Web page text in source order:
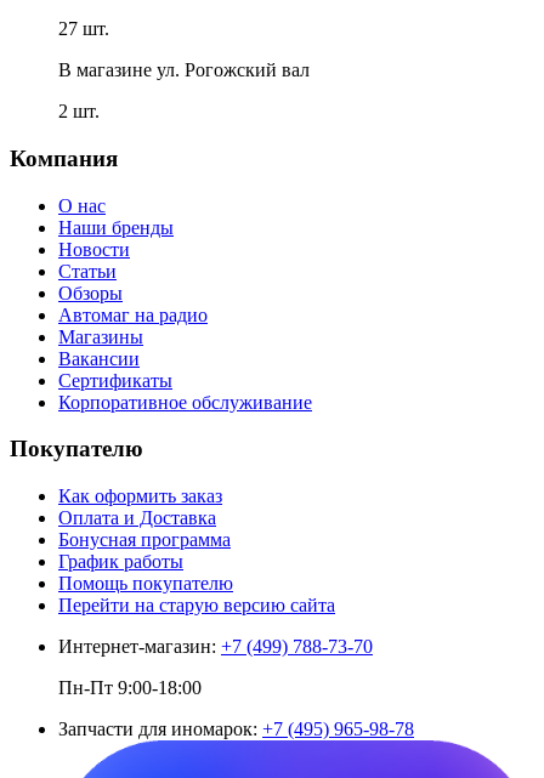
27 шт.
В магазине ул. Рогожский вал
2 шт.
Компания
О нас
Наши бренды
Новости
Статьи
Обзоры
Автомаг на радио
Магазины
Вакансии
Сертификаты
Корпоративное обслуживание
Покупателю
Как оформить заказ
Оплата и Доставка
Бонусная программа
График работы
Помощь покупателю
Перейти на старую версию сайта
Интернет-магазин: +7 (499) 788-73-70
Пн-Пт 9:00-18:00
Запчасти для иномарок: +7 (495) 965-98-78